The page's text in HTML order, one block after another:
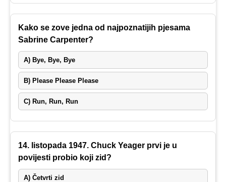
Kako se zove jedna od najpoznatijih pjesama
Sabrine Carpenter?
A) Bye, Bye, Bye
B) Please Please Please
C) Run, Run, Run
14. listopada 1947. Chuck Yeager prvi je u
povijesti probio koji zid?
A) Četvrti zid